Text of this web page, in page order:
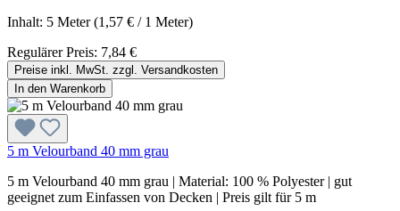
Inhalt: 5 Meter(1,57 € / 1 Meter)
Regulärer Preis: 7,84 €
Preise inkl. MwSt. zzgl. Versandkosten
In den Warenkorb
5 m Velourband 40 mm grau
5 m Velourband 40 mm grau | Material: 100 % Polyester | gut
geeignet zum Einfassen von Decken | Preis gilt für 5 m